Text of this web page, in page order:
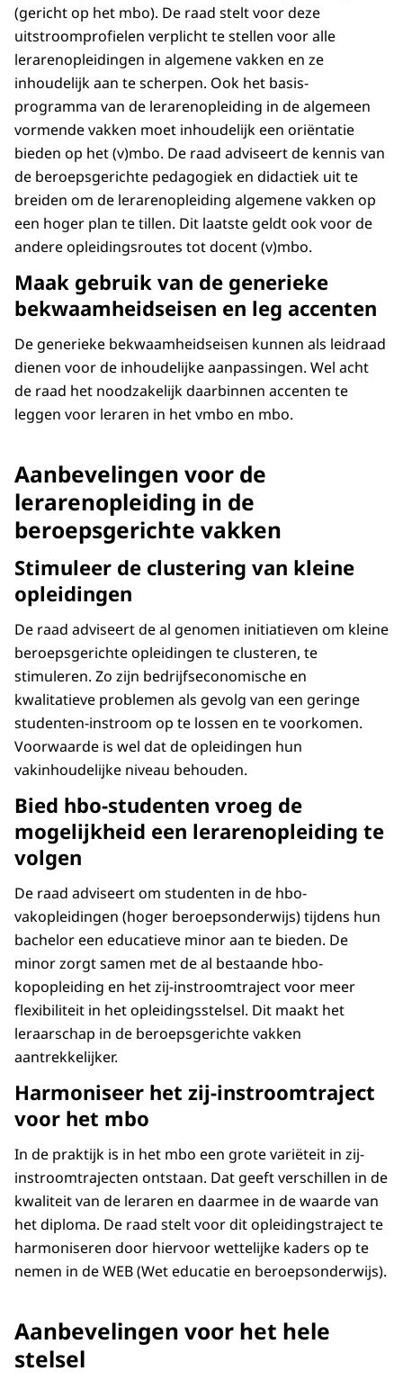
(gericht op het mbo). De raad stelt voor deze
uitstroomprofielen verplicht te stellen voor alle
lerarenopleidingen in algemene vakken en ze
inhoudelijk aan te scherpen. Ook het basis-
programma van de lerarenopleiding in de algemeen
vormende vakken moet inhoudelijk een oriëntatie
bieden op het (v)mbo. De raad adviseert de kennis van
de beroepsgerichte pedagogiek en didactiek uit te
breiden om de lerarenopleiding algemene vakken op
een hoger plan te tillen. Dit laatste geldt ook voor de
andere opleidingsroutes tot docent (v)mbo.
Maak gebruik van de generieke
bekwaamheidseisen en leg accenten
De generieke bekwaamheidseisen kunnen als leidraad
dienen voor de inhoudelijke aanpassingen. Wel acht
de raad het noodzakelijk daarbinnen accenten te
leggen voor leraren in het vmbo en mbo.
Aanbevelingen voor de
lerarenopleiding in de
beroepsgerichte vakken
Stimuleer de clustering van kleine
opleidingen
De raad adviseert de al genomen initiatieven om kleine
beroepsgerichte opleidingen te clusteren, te
stimuleren. Zo zijn bedrijfseconomische en
kwalitatieve problemen als gevolg van een geringe
studenten-instroom op te lossen en te voorkomen.
Voorwaarde is wel dat de opleidingen hun
vakinhoudelijke niveau behouden.
Bied hbo-studenten vroeg de
mogelijkheid een lerarenopleiding te
volgen
De raad adviseert om studenten in de hbo-
vakopleidingen (hoger beroepsonderwijs) tijdens hun
bachelor een educatieve minor aan te bieden. De
minor zorgt samen met de al bestaande hbo-
kopopleiding en het zij-instroomtraject voor meer
flexibiliteit in het opleidingsstelsel. Dit maakt het
leraarschap in de beroepsgerichte vakken
aantrekkelijker.
Harmoniseer het zij-instroomtraject
voor het mbo
In de praktijk is in het mbo een grote variëteit in zij-
instroomtrajecten ontstaan. Dat geeft verschillen in de
kwaliteit van de leraren en daarmee in de waarde van
het diploma. De raad stelt voor dit opleidingstraject te
harmoniseren door hiervoor wettelijke kaders op te
nemen in de WEB (Wet educatie en beroepsonderwijs).
Aanbevelingen voor het hele
stelsel